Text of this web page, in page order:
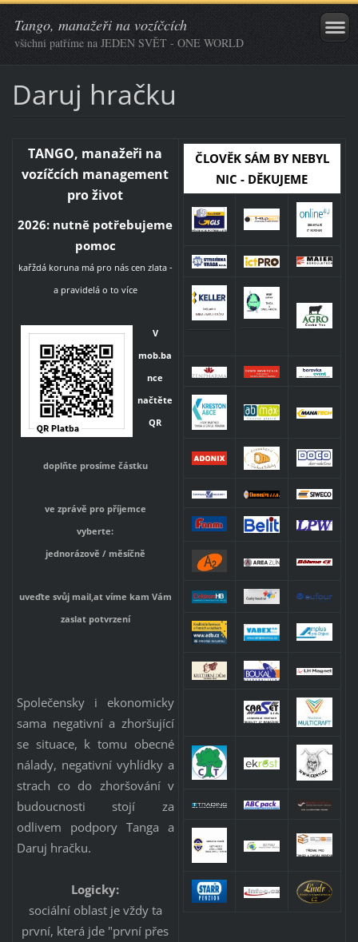
Tango, manažeři na vozíčcích
všichni patříme na JEDEN SVĚT - ONE WORLD
Daruj hračku
TANGO, manažeři na
vozíčcích management
pro život
2026: nutně potřebujeme
pomoc
kařždá koruna má pro nás cen zlata -
a pravidelá o to více
V
mob.ba
nce
načtěte
QR
doplňte prosíme částku
ve zprávě pro příjemce
vyberte:
jednorázově / měsíčně
uveďte svůj mail,at víme kam Vám
zaslat potvrzení
Společensky i ekonomicky
sama negativní a zhoršující
se situace, k tomu obecné
nálady, negativní vyhlídky a
strach co do zhoršování v
budoucnosti stojí za
odlivem podpory Tanga a
Daruj hračku.
Logicky:
sociální oblast je vždy ta
první, která jde "první přes
ČLOVĚK SÁM BY NEBYL
NIC - DĚKUJEME